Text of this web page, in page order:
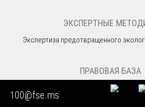
ЭКСПЕРТНЫЕ
Экспертиза предотвращенного
ПРАВОВАЯ БАЗА
100@fse.ms